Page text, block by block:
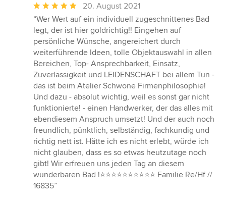
Durchschnittliche
Bewertung:
5
von
5
Sternen
20. August 2021
“Wer Wert auf ein individuell zugeschnittenes Bad
legt, der ist hier goldrichtig!! Eingehen auf
persönliche Wünsche, angereichert durch
weiterführende Ideen, tolle Objektauswahl in allen
Bereichen, Top- Ansprechbarkeit, Einsatz,
Zuverlässigkeit und LEIDENSCHAFT bei allem Tun -
das ist beim Atelier Schwone Firmenphilosophie!
Und dazu - absolut wichtig, weil es sonst gar nicht
funktionierte! - einen Handwerker, der das alles mit
ebendiesem Anspruch umsetzt! Und der auch noch
freundlich, pünktlich, selbständig, fachkundig und
richtig nett ist. Hätte ich es nicht erlebt, würde ich
nicht glauben, dass es so etwas heutzutage noch
gibt! Wir erfreuen uns jeden Tag an diesem
wunderbaren Bad !⭐️⭐️⭐️⭐️⭐️⭐️⭐️⭐️⭐️⭐️ Familie Re/Hf //
16835”